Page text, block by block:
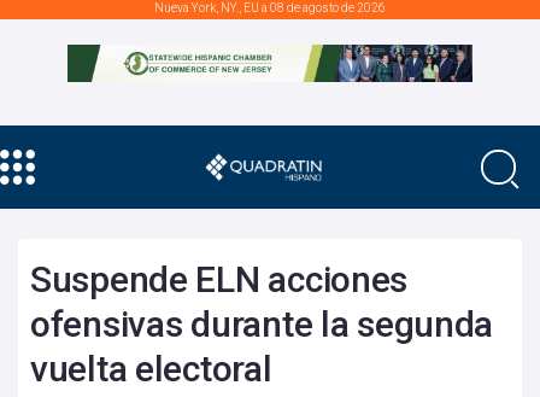
Nueva York, NY., EU a 08 de agosto de 2026
Suspende ELN acciones
ofensivas durante la segunda
vuelta electoral